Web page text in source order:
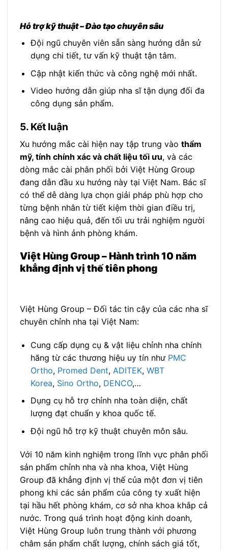
Hỗ trợ kỹ thuật – Đào tạo chuyên sâu
Đội ngũ chuyên viên sẵn sàng hướng dẫn sử
dụng chi tiết, tư vấn kỹ thuật tận tâm.
Cập nhật kiến thức và công nghệ mới nhất.
Video hướng dẫn giúp nha sĩ tận dụng đối đa
công dụng sản phẩm.
5. Kết luận
Xu hướng mắc cài hiện nay tập trung vào thẩm
mỹ, tính chính xác và chất liệu tối ưu, và các
dòng mắc cài phân phối bởi Việt Hùng Group
đang dẫn đầu xu hướng này tại Việt Nam. Bác sĩ
có thể dễ dàng lựa chọn giải pháp phù hợp cho
từng bệnh nhân từ tiết kiệm thời gian điều trị,
nâng cao hiệu quả, đến tối ưu trải nghiệm người
bệnh và hình ảnh phòng khám.
Việt Hùng Group – Hành trình 10 năm
khẳng định vị thế tiên phong
Việt Hùng Group – Đối tác tin cậy của các nha sĩ
chuyên chỉnh nha tại Việt Nam:
Cung cấp dụng cụ & vật liệu chỉnh nha chính
hãng từ các thương hiệu uy tín như PMC
Ortho, Promed Dent, ADITEK, WBT
Korea, Sino Ortho, DENCO,…
Dụng cụ hỗ trợ chỉnh nha toàn diện, chất
lượng đạt chuẩn y khoa quốc tế.
Đội ngũ hỗ trợ kỹ thuật chuyên môn sâu.
Với 10 năm kinh nghiệm trong lĩnh vực phân phối
sản phẩm chỉnh nha và nha khoa, Việt Hùng
Group đã khẳng định vị thế của một đơn vị tiên
phong khi các sản phẩm của công ty xuất hiện
tại hầu hết phòng khám, cơ sở nha khoa khắp cả
nước. Trong quá trình hoạt động kinh doanh,
Việt Hùng Group luôn trung thành với phương
châm sản phẩm chất lượng, chính sách giá tốt,